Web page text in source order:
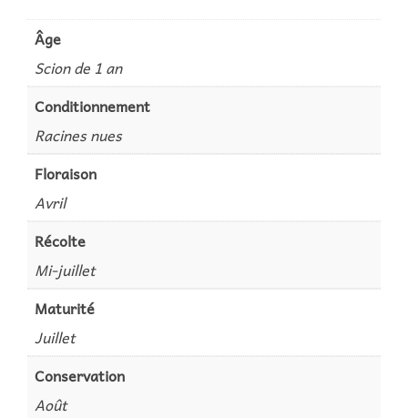
Âge
Scion de 1 an
Conditionnement
Racines nues
Floraison
Avril
Récolte
Mi-juillet
Maturité
Juillet
Conservation
Août